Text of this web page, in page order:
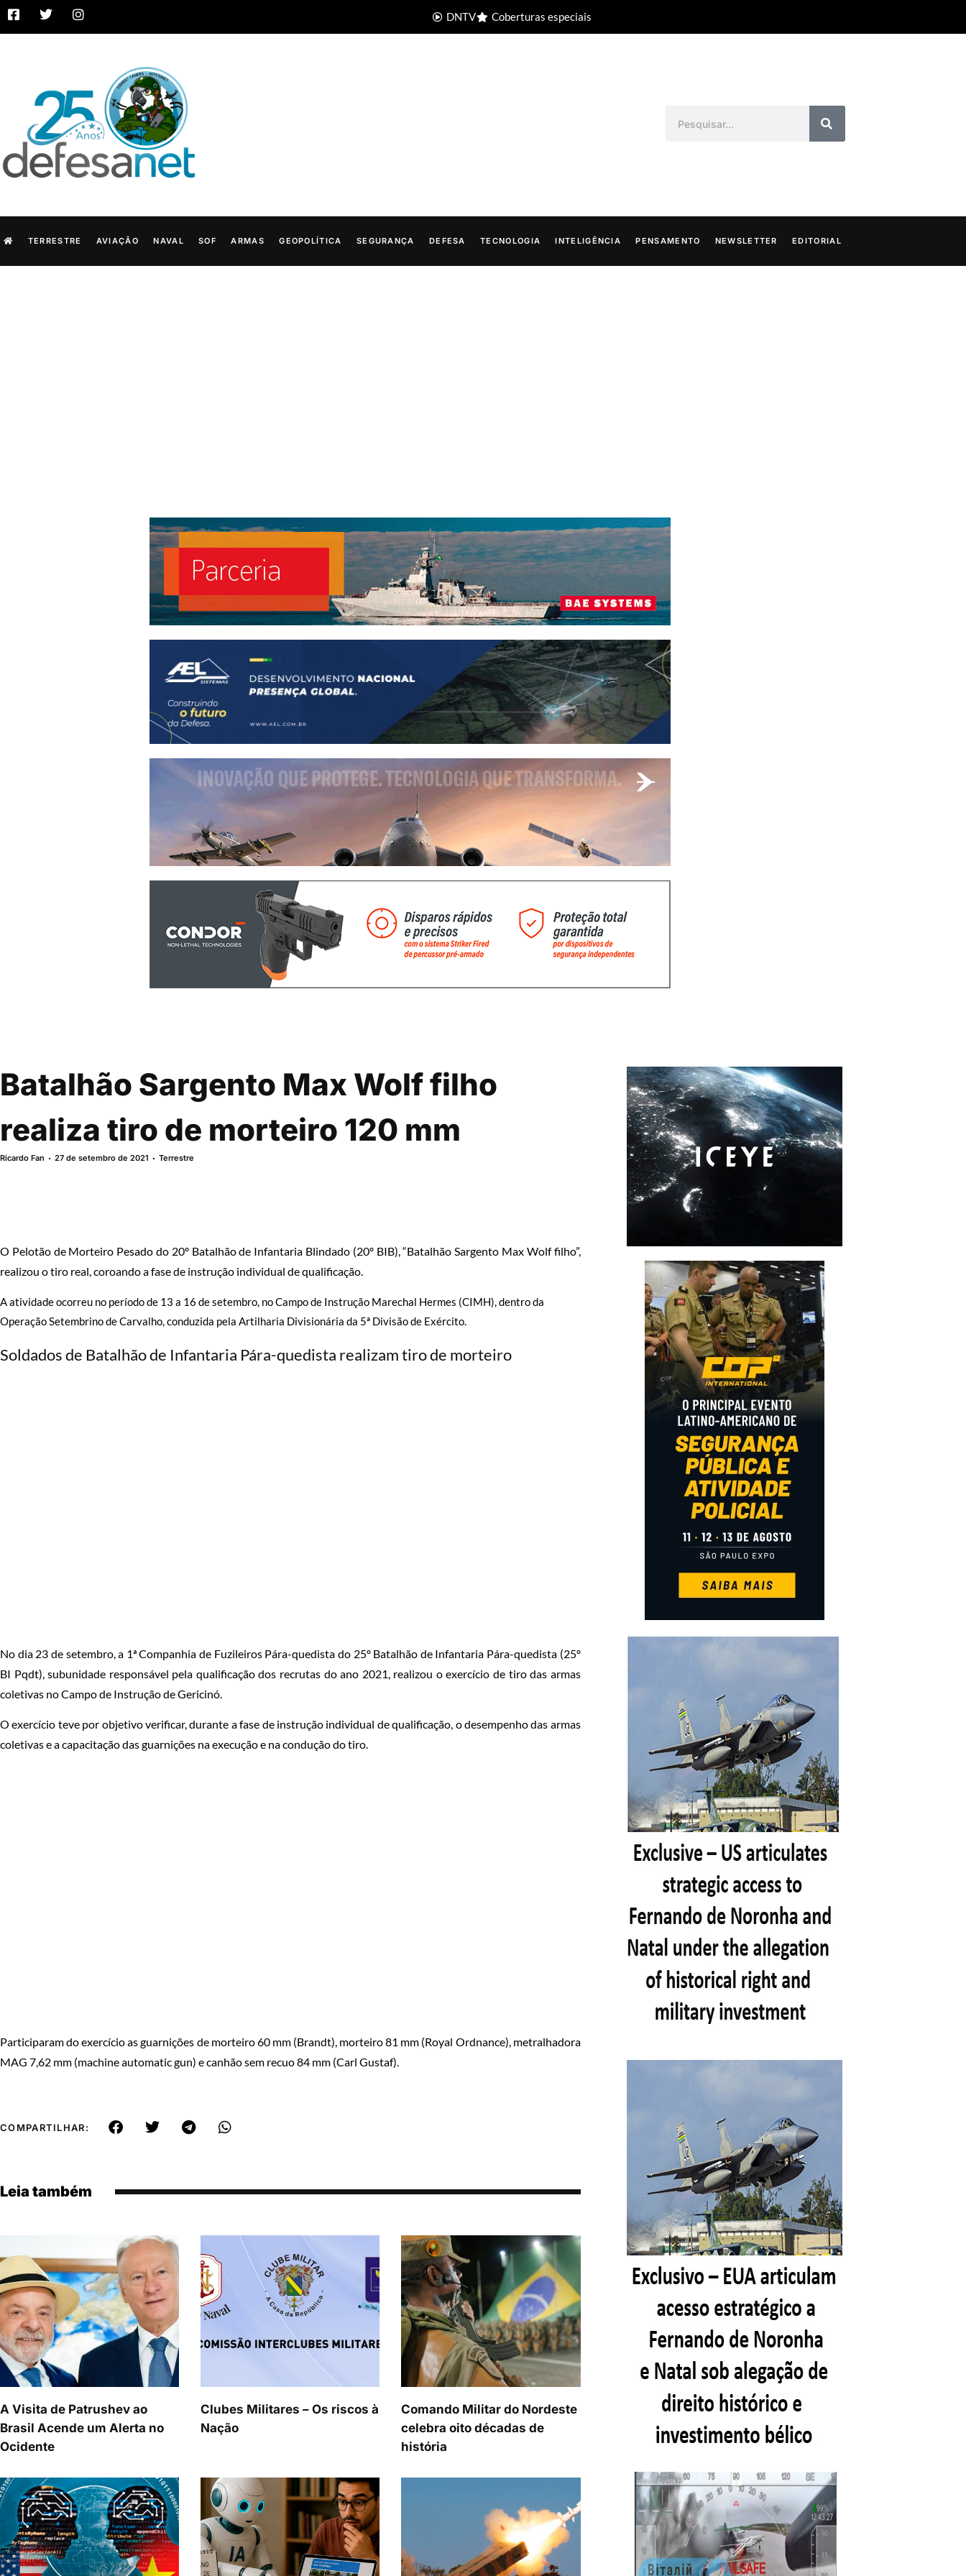
DNTV Coberturas especiais
TERRESTRE AVIAÇÃO NAVAL SOF ARMAS GEOPOLÍTICA SEGURANÇA DEFESA TECNOLOGIA INTELIGÊNCIA PENSAMENTO NEWSLETTER EDITORIAL
Batalhão Sargento Max Wolf filho
realiza tiro de morteiro 120 mm
Ricardo Fan 27 de setembro de 2021 Terrestre
O Pelotão de Morteiro Pesado do 20º Batalhão de Infantaria Blindado (20º BIB), “Batalhão Sargento Max Wolf filho”,
realizou o tiro real, coroando a fase de instrução individual de qualificação.
A atividade ocorreu no período de 13 a 16 de setembro, no Campo de Instrução Marechal Hermes (CIMH), dentro da
Operação Setembrino de Carvalho, conduzida pela Artilharia Divisionária da 5ª Divisão de Exército.
Soldados de Batalhão de Infantaria Pára-quedista realizam tiro de morteiro
No dia 23 de setembro, a 1ª Companhia de Fuzileiros Pára-quedista do 25º Batalhão de Infantaria Pára-quedista (25º
BI Pqdt), subunidade responsável pela qualificação dos recrutas do ano 2021, realizou o exercício de tiro das armas
coletivas no Campo de Instrução de Gericinó.
O exercício teve por objetivo verificar, durante a fase de instrução individual de qualificação, o desempenho das armas
coletivas e a capacitação das guarnições na execução e na condução do tiro.
Participaram do exercício as guarnições de morteiro 60 mm (Brandt), morteiro 81 mm (Royal Ordnance), metralhadora
MAG 7,62 mm (machine automatic gun) e canhão sem recuo 84 mm (Carl Gustaf).
COMPARTILHAR:
Leia também
A Visita de Patrushev ao
Brasil Acende um Alerta no
Ocidente
Clubes Militares – Os riscos à
Nação
Comando Militar do Nordeste
celebra oito décadas de
história